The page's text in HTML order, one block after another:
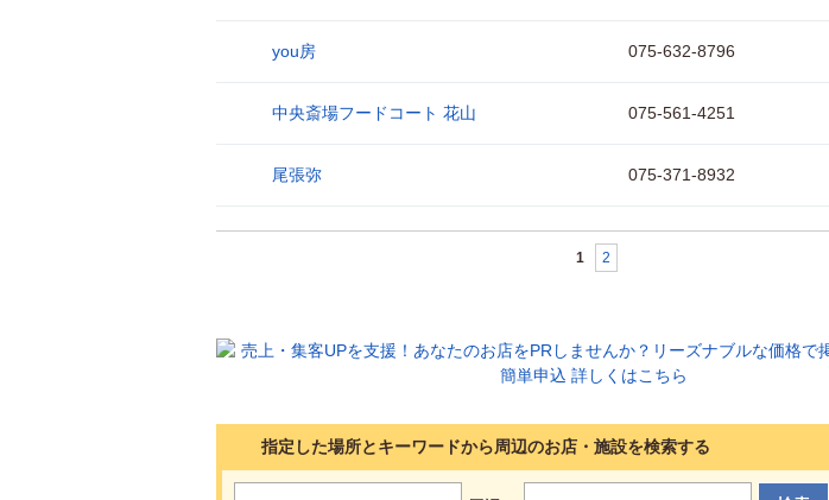
you房 075-632-8796
中央斎場フードコート 花山 075-561-4251
尾張弥 075-371-8932
1 2
指定した場所とキーワードから周辺のお店・施設を検索する